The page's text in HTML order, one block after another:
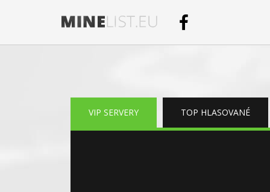
VIP FAQ Bannery Kontakt
VIP SERVERY TOP HLASOVANÉ